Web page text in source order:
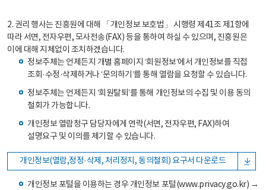
2. 권리 행사는 진흥원에 대해 「개인정보 보호법」 시행령 제41조 제1항에
따라 서면, 전자우편, 모사전송(FAX) 등을 통하여 하실 수 있으며, 진흥원은
이에 대해 지체없이 조치하겠습니다.
정보주체는 언제든지 개별 홈페이지 ‘회원정보’에서 개인정보를 직접
조회·수정·삭제하거나 ‘문의하기’를 통해 열람을 요청할 수 있습니다.
정보주체는 언제든지 ‘회원탈퇴’를 통해 개인정보의 수집 및 이용 동의
철회가 가능합니다.
개인정보 열람청구 담당자에게 연락(서면, 전자우편, FAX)하여
설명요구 및 이의를 제기할 수 있습니다.
개인정보(열람,정정·삭제, 처리정지, 동의철회) 요구서 다운로드
개인정보 포털을 이용하는 경우 개인정보 포털(www.privacy.go.kr) →